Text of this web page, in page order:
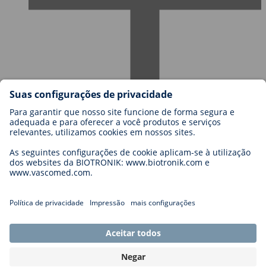
Carreiras na BIOTRONIK
Níveis de carreira
Candidatura
Oportunidades de carreira
Cookie Settings
Legal Disclaimer